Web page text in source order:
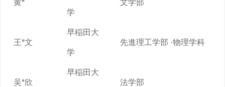
黄*
学
文学部
王*文
早稲田大
学
先進理工学部 ·物理学科
吴*欣
早稲田大
法学部